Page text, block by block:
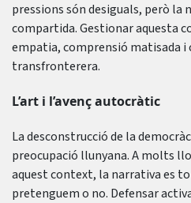
pressions són desiguals, però la
compartida. Gestionar aquesta
empatia, comprensió matisada i
transfronterera.
L’art i l’avenç autocràtic
La desconstrucció de la
preocupació llunyana. A molts
aquest context, la narrativa es
pretenguem o no. Defensar